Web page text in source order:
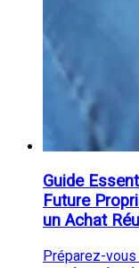
Guide
Future
un Achat
Préparez-